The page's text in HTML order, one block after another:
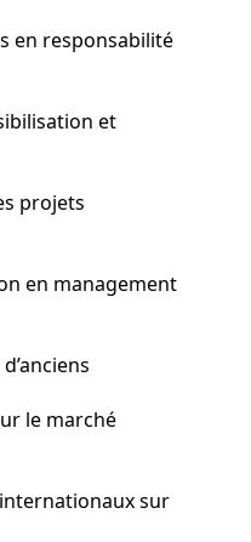
en responsabilité
et
projets
en management
le marché
sur